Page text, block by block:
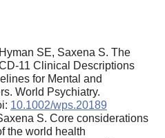
SE, Saxena S. The
11 Clinical Descriptions
for Mental and
World Psychiatry.
10.1002/wps.20189
S. Core considerations
the world health